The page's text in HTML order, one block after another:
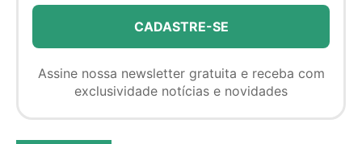
Assine nossa newsletter gratuita e receba com
exclusividade notícias e novidades